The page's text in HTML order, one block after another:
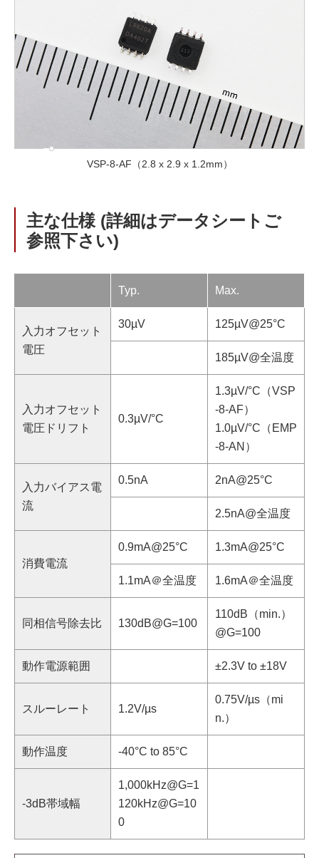
VSP-8-AF（2.8 x 2.9 x 1.2mm）
主な仕様 (詳細はデータシートご
参照下さい)
Typ. Max.
入力オフセット
電圧
30µV 125µV@25°C
185µV@全温度
入力オフセット
電圧ドリフト
0.3µV/°C
1.3µV/°C（VSP
-8-AF）
1.0µV/°C（EMP
-8-AN）
入力バイアス電
流
0.5nA 2nA@25°C
2.5nA@全温度
消費電流
0.9mA@25°C 1.3mA@25°C
1.1mA＠全温度 1.6mA＠全温度
同相信号除去比 130dB@G=100
110dB（min.）
@G=100
動作電源範囲 ±2.3V to ±18V
スルーレート 1.2V/µs
0.75V/µs（mi
n.）
動作温度 -40°C to 85°C
-3dB帯域幅
1,000kHz@G=1
120kHz@G=10
0